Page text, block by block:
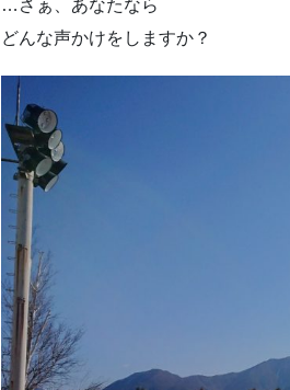
…さぁ、あなたなら
どんな声かけをしますか？